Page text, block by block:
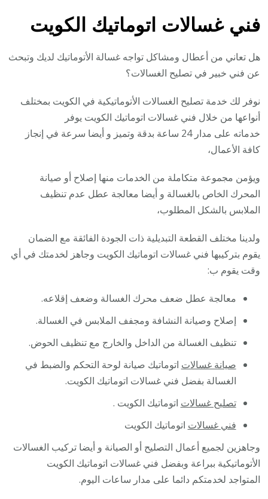
فني غسالات اتوماتيك الكويت
هل تعاني من أعطال ومشاكل تواجه غسالة الأتوماتيك لديك وتبحث
عن فني خبير في تصليح الغسالات؟
نوفر لك خدمة تصليح الغسالات الأتوماتيكية في الكويت بمختلف
أنواعها من خلال فني غسالات اتوماتيك الكويت يوفر
خدماته على مدار 24 ساعة بدقة وتميز و أيضا سرعة في إنجاز
كافة الأعمال،
ويؤمن مجموعة متكاملة من الخدمات منها إصلاح أو صيانة
المحرك الخاص بالغسالة و أيضا معالجة عطل عدم تنظيف
الملابس بالشكل المطلوب،
ولدينا مختلف القطعة التبديلية ذات الجودة الفائقة مع الضمان
يقوم بتركيبها فني غسالات اتوماتيك الكويت وجاهز لخدمتك في أي
وقت يقوم ب:
معالجة عطل ضعف محرك الغسالة وضعف إقلاعه.
إصلاح وصيانة النشافة ومجفف الملابس في الغسالة.
تنظيف الغسالة من الداخل والخارج مع تنظيف الحوض.
صيانة غسالات اتوماتيك صيانة لوحة التحكم والضبط في
الغسالة بفضل فني غسالات اتوماتيك الكويت.
تصليح غسالات اتوماتيك الكويت .
فني غسالات اتوماتيك الكويت
وجاهزين لجميع أعمال التصليح أو الصيانة و أيضا تركيب الغسالات
الأتوماتيكية ببراعة وبفضل فني غسالات اتوماتيك الكويت
المتواجد لخدمتكم دائما على مدار ساعات اليوم.